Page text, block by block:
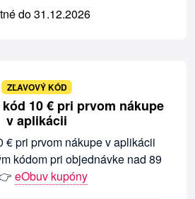
do 31.12.2026
ZĽAVOVÝ KÓD
10 € pri prvom nákupe
v aplikácii
€ pri prvom nákupe v aplikácii
kódom pri objednávke nad 89
eObuv kupóny